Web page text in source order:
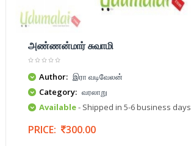
அண்ணன்மார் சுவாமி
Author: இரா வடிவேலன்
Category: வரலாறு
Available- Shipped in 5-6 business days
PRICE: 300.00